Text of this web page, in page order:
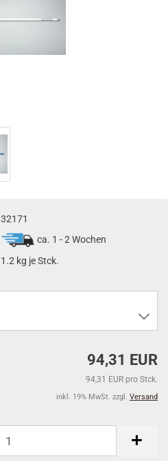
32171
ca. 1 - 2 Wochen
1.2 kg je Stck.
94,31 EUR
94,31 EUR pro Stck.
inkl. 19% MwSt. zzgl. Versand